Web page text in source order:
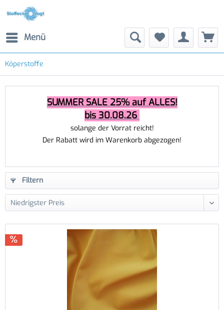
Menü
Köperstoffe
SUMMER SALE 25% auf ALLES!
bis 30.08.26
solange der Vorrat reicht!
Der Rabatt wird im Warenkorb abgezogen!
Filtern